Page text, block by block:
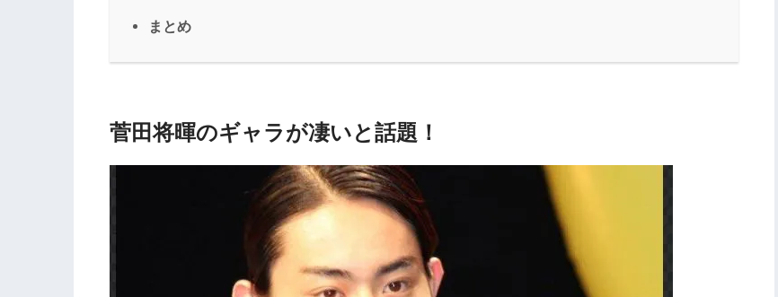
まとめ
菅田将暉のギャラが凄いと話題！